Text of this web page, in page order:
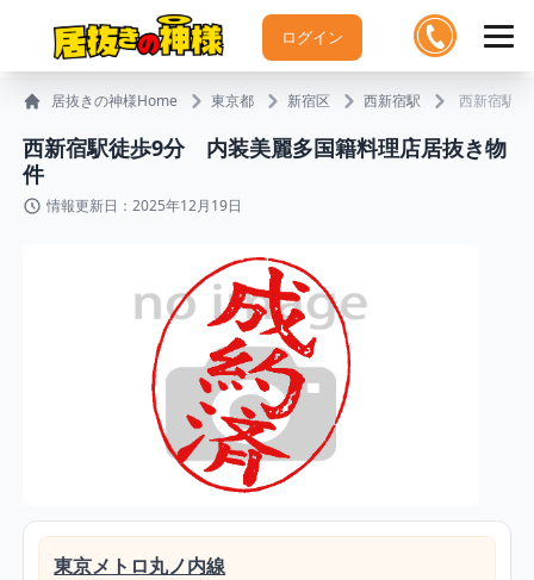
ログイン
居抜きの神様Home 東京都 新宿区 西新宿駅 西新宿駅
西新宿駅徒歩9分 内装美麗多国籍料理店居抜き物
件
情報更新日：2025年12月19日
東京メトロ丸ノ内線